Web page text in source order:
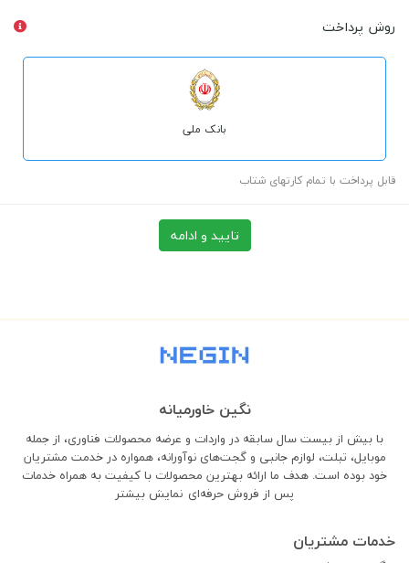
روش پرداخت
بانک ملی
قابل پرداخت با تمام کارتهای شتاب
تایید و ادامه
نگین خاورمیانه
با بیش از بیست سال سابقه در واردات و عرضه محصولات فناوری، از جمله
موبایل، تبلت، لوازم جانبی و گجت‌های نوآورانه، همواره در خدمت مشتریان
خود بوده است. هدف ما ارائه بهترین محصولات با کیفیت به همراه خدمات
پس از فروش حرفه‌ای نمایش بیشتر
خدمات مشتریان